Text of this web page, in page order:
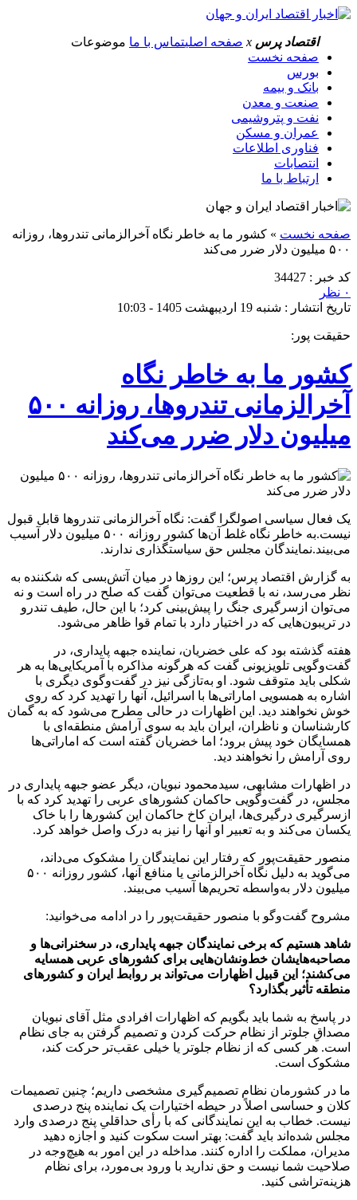
اقتصاد پرس x صفحه اصلیتماس با ما موضوعات
صفحه نخست
بورس
بانک و بیمه
صنعت و معدن
نفت و پتروشیمی
عمران و مسکن
فناوری اطلاعات
انتصابات
ارتباط با ما
صفحه نخست » کشور ما به خاطر نگاه آخرالزمانی تندروها، روزانه
۵۰۰ میلیون دلار ضرر می‌کند
کد خبر : 34427
۰ نظر
تاریخ انتشار : شنبه 19 اردیبهشت 1405 - 10:03
حقیقت پور:
کشور ما به خاطر نگاه
آخرالزمانی تندروها، روزانه ۵۰۰
میلیون دلار ضرر می‌کند
یک فعال سیاسی اصولگرا گفت: نگاه آخرالزمانی تندروها قابل قبول
نیست.به خاطر نگاه غلط آن‌ها کشور روزانه ۵۰۰ میلیون دلار آسیب
می‌بیند.نمایندگان مجلس حق سیاستگذاری ندارند.
به گزارش اقتصاد پرس؛ این روز‌ها در میان آتش‌بسی که شکننده به
نظر می‌رسد، نه با قطعیت می‌توان گفت که صلح در راه است و نه
می‌توان ازسرگیری جنگ را پیش‌بینی کرد؛ با این حال، طیف تندرو
در تریبون‌هایی که در اختیار دارد با تمام قوا ظاهر می‌شود.
هفته گذشته بود که علی خضریان، نماینده جبهه پایداری، در
گفت‌وگویی تلویزیونی گفت که هرگونه مذاکره با آمریکایی‌ها به هر
شکلی باید متوقف شود. او به‌تازگی نیز در گفت‌وگوی دیگری با
اشاره به همسویی اماراتی‌ها با اسرائیل، آنها را تهدید کرد که روی
خوش نخواهند دید. این اظهارات در حالی مطرح می‌شود که به گمان
کارشناسان و ناظران، ایران باید به سوی آرامش منطقه‌ای با
همسایگان خود پیش برود؛ اما خضریان گفته است که اماراتی‌ها
روی آرامش را نخواهند دید.
در اظهارات مشابهی، سیدمحمود نبویان، دیگر عضو جبهه پایداری در
مجلس، در گفت‌وگویی حاکمان کشور‌های عربی را تهدید کرد که با
ازسرگیری درگیری‌ها، ایران کاخ حاکمان این کشور‌ها را با خاک
یکسان می‌کند و به تعبیر او آنها را نیز به درک واصل خواهد کرد.
منصور حقیقت‌پور که رفتار این نمایندگان را مشکوک می‌داند،
می‌گوید به دلیل نگاه آخرالزمانی یا منافع آنها، کشور روزانه ۵۰۰
میلیون دلار به‌واسطه تحریم‌ها آسیب می‌بیند.
مشروح گفت‌وگو با منصور حقیقت‌پور را در ادامه می‌خوانید:
شاهد هستیم که برخی نمایندگان جبهه پایداری، در سخنرانی‌ها و
مصاحبه‌هایشان خط‌ونشان‌هایی برای کشور‌های عربی همسایه
می‌کشند؛ این قبیل اظهارات می‌تواند بر روابط ایران و کشور‌های
منطقه تأثیر بگذارد؟
در پاسخ به شما باید بگویم که اظهارات افرادی مثل آقای نبویان
مصداقِ جلوتر از نظام حرکت کردن و تصمیم گرفتن به جای نظام
است. هر کسی که از نظام جلوتر یا خیلی عقب‌تر حرکت کند،
مشکوک است.
ما در کشورمان نظام تصمیم‌گیری مشخصی داریم؛ چنین تصمیمات
کلان و حساسی اصلاً در حیطه اختیارات یک نماینده پنج درصدی
نیست. خطاب به این نمایندگانی که با رأی حداقلیِ پنج درصدی وارد
مجلس شده‌اند باید گفت: بهتر است سکوت کنید و اجازه دهید
مدیران، مملکت را اداره کنند. مداخله در این امور به هیچ‌وجه در
صلاحیت شما نیست و حق ندارید با ورود بی‌مورد، برای نظام
هزینه‌تراشی کنید.